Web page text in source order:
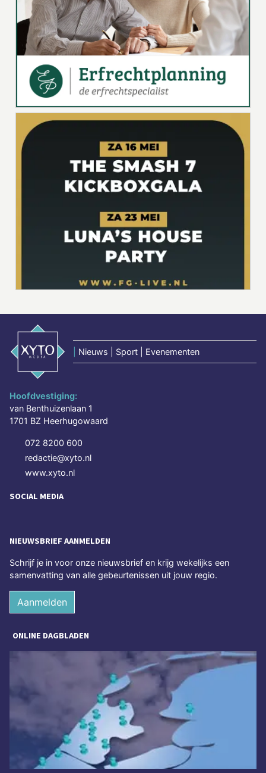
Nieuws | Sport | Evenementen
Hoofdvestiging:
van Benthuizenlaan 1
1701 BZ Heerhugowaard
072 8200 600
redactie@xyto.nl
www.xyto.nl
SOCIAL MEDIA
NIEUWSBRIEF AANMELDEN
Schrijf je in voor onze nieuwsbrief en krijg wekelijks een
samenvatting van alle gebeurtenissen uit jouw regio.
Aanmelden
ONLINE DAGBLADEN